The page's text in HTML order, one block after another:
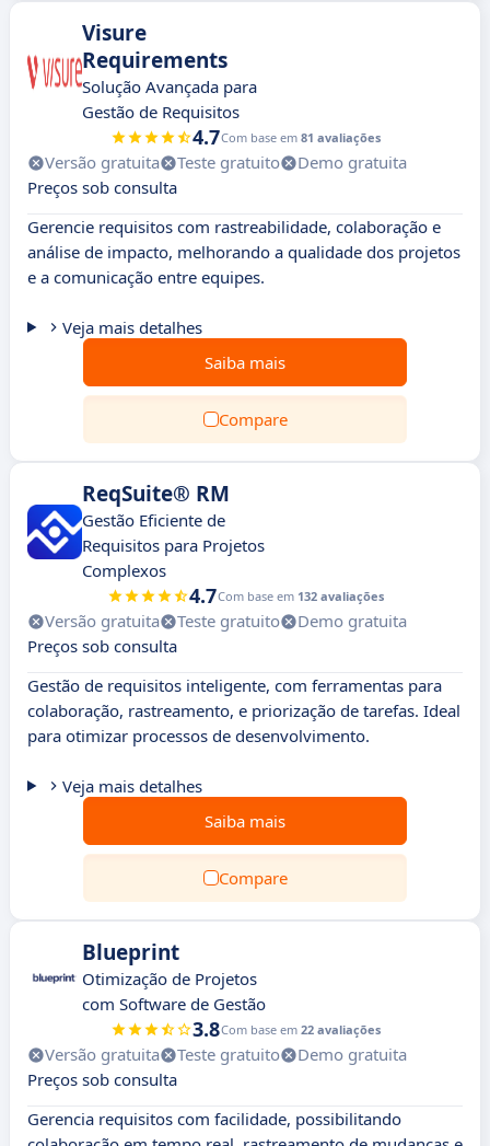
Visure
Requirements
Solução Avançada para
Gestão de Requisitos
4.7Com base em 81 avaliações
Versão gratuita Teste gratuito
Demo gratuita
Preços sob consulta
Gerencie requisitos com rastreabilidade, colaboração e
análise de impacto, melhorando a qualidade dos projetos
e a comunicação entre equipes.
Veja mais detalhes
Saiba mais
Compare
ReqSuite® RM
Gestão Eficiente de
Requisitos para Projetos
Complexos
4.7Com base em 132 avaliações
Versão gratuita Teste gratuito
Demo gratuita
Preços sob consulta
Gestão de requisitos inteligente, com ferramentas para
colaboração, rastreamento, e priorização de tarefas. Ideal
para otimizar processos de desenvolvimento.
Veja mais detalhes
Saiba mais
Compare
Blueprint
Otimização de Projetos
com Software de Gestão
3.8Com base em 22 avaliações
Versão gratuita Teste gratuito
Demo gratuita
Preços sob consulta
Gerencia requisitos com facilidade, possibilitando